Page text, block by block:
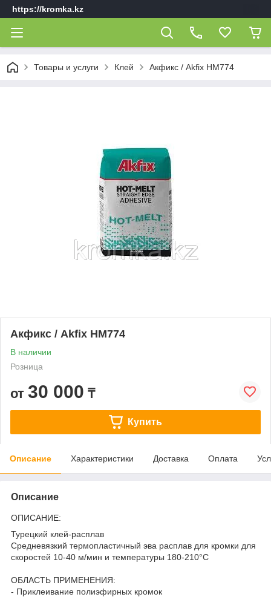
https://kromka.kz
Товары и услуги Клей Акфикс / Akfix HM774
Акфикс / Akfix HM774
В наличии
Розница
от 30 000 ₸
Купить
Описание Характеристики Доставка Оплата
Описание
ОПИСАНИЕ:
Турецкий клей-расплав
Средневязкий термопластичный эва расплав для кромки для
скоростей 10-40 м/мин и температуры 180-210°С
ОБЛАСТЬ ПРИМЕНЕНИЯ:
- Приклеивание полиэфирных кромок